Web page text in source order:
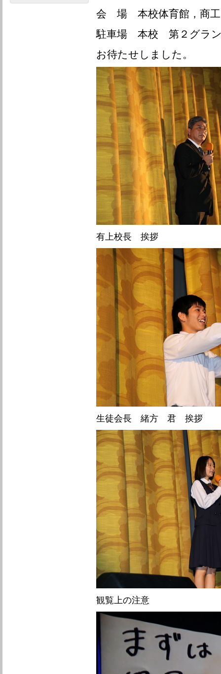
会 場 本校体育館，商工
駐車場 本校 第２グラ
お待たせしました。
有上校長 挨拶
生徒会長 緒方 君 挨拶
観覧上の注意